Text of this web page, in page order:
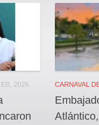
2026 CARNAVAL